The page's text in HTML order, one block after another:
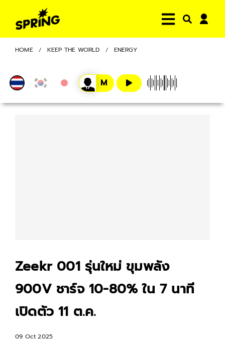
HOME KEEP THE WORLD ENERGY
Zeekr 001 รุ่นใหม่ ขุมพลัง
900V ชาร์จ 10-80% ใน 7 นาที
เปิดตัว 11 ต.ค.
09 Oct 2025